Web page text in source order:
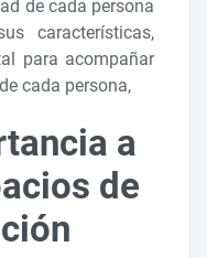
de cada persona
características,
para acompañar
cada persona,
a
de